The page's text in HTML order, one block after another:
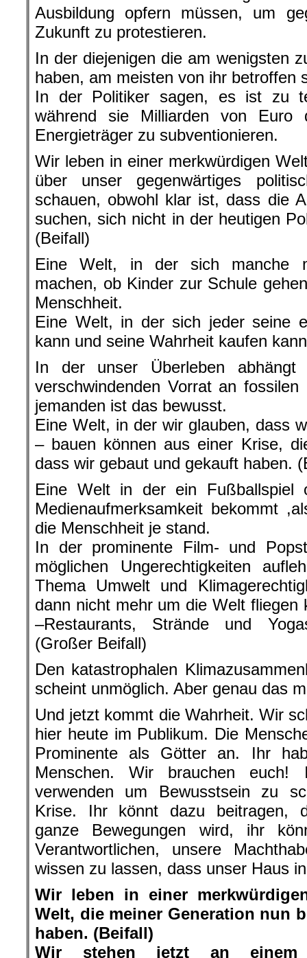
Ausbildung opfern müssen, um
Zukunft zu protestieren.
In der diejenigen die am wenigsten
haben, am meisten von ihr betroffen
In der Politiker sagen, es ist zu
während sie Milliarden von Euro
Energieträger zu subventionieren.
Wir leben in einer merkwürdigen
über unser gegenwärtiges
schauen, obwohl klar ist, dass die
suchen, sich nicht in der heutigen
(Beifall)
Eine Welt, in der sich manche
machen, ob Kinder zur Schule
Menschheit.
Eine Welt, in der sich jeder seine
kann und seine Wahrheit kaufen
In der unser Überleben
verschwindenden Vorrat an
jemanden ist das bewusst.
Eine Welt, in der wir glauben, dass
– bauen können aus einer Krise,
dass wir gebaut und gekauft haben.
Eine Welt in der ein Fußballspiel
Medienaufmerksamkeit bekommt
die Menschheit je stand.
In der prominente Film- und
möglichen Ungerechtigkeiten
Thema Umwelt und
dann nicht mehr um die Welt fliegen
–Restaurants, Strände und
(Großer Beifall)
Den katastrophalen
scheint unmöglich. Aber genau das
Und jetzt kommt die Wahrheit. Wir
hier heute im Publikum. Die
Prominente als Götter an. Ihr
Menschen. Wir brauchen
verwenden um Bewusstsein zu
Krise. Ihr könnt dazu beitragen,
ganze Bewegungen wird, ihr
Verantwortlichen, unsere
wissen zu lassen, dass unser Haus
Wir leben in einer
Welt, die meiner Generation nun
haben. (Beifall)
Wir stehen jetzt an einem